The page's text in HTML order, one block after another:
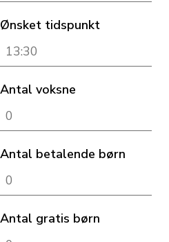
Ønsket tidspunkt
Antal voksne
Antal betalende børn
Antal gratis børn